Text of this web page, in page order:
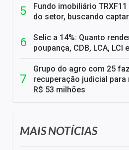
Fundo imobiliário
do setor, buscando
Selic a 14%: Quanto
poupança, CDB, LCA, LCI
Grupo do agro com 25
recuperação judicial
R$ 53 milhões
MAIS NOTÍCIAS